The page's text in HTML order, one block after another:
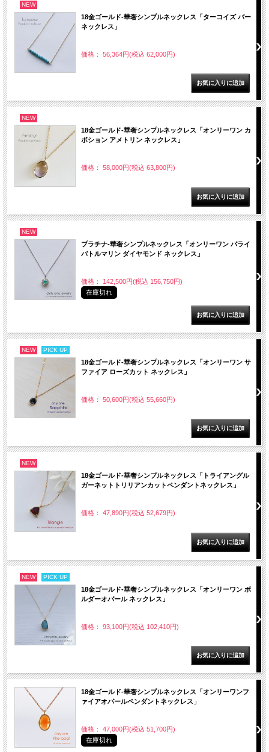
NEW
18金ゴールド-華奢シンプルネックレス「ターコイズ バー
ネックレス」
価格： 56,364円(税込 62,000円)
NEW
18金ゴールド-華奢シンプルネックレス「オンリーワン カ
ボション アメトリン ネックレス」
価格： 58,000円(税込 63,800円)
NEW
プラチナ-華奢シンプルネックレス「オンリーワン パライ
バトルマリン ダイヤモンド ネックレス」
価格： 142,500円(税込 156,750円)
在庫切れ
NEW PICK UP
18金ゴールド-華奢シンプルネックレス「オンリーワン サ
ファイア ローズカット ネックレス」
価格： 50,600円(税込 55,660円)
NEW
18金ゴールド-華奢シンプルネックレス「トライアングル
ガーネットトリリアンカットペンダントネックレス」
価格： 47,890円(税込 52,679円)
NEW PICK UP
18金ゴールド-華奢シンプルネックレス「オンリーワン ボ
ルダーオパール ネックレス」
価格： 93,100円(税込 102,410円)
18金ゴールド-華奢シンプルネックレス「オンリーワンフ
ァイアオパールペンダントネックレス」
価格： 47,000円(税込 51,700円)
在庫切れ